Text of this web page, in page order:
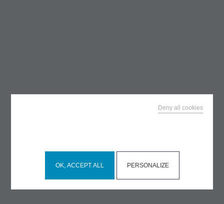
OK, ACCEPT ALL
Deny all cookies
PERSONALIZE